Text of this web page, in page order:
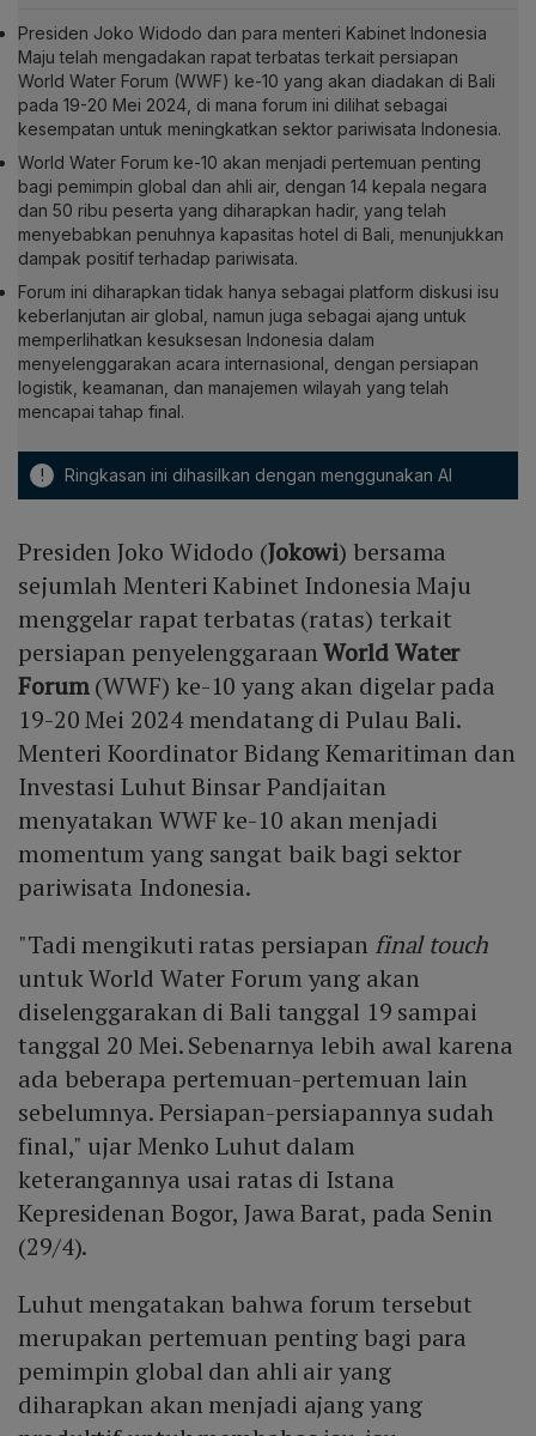
Presiden Joko Widodo dan para menteri Kabinet Indonesia
Maju telah mengadakan rapat terbatas terkait persiapan
World Water Forum (WWF) ke-10 yang akan diadakan di Bali
pada 19-20 Mei 2024, di mana forum ini dilihat sebagai
kesempatan untuk meningkatkan sektor pariwisata Indonesia.
World Water Forum ke-10 akan menjadi pertemuan penting
bagi pemimpin global dan ahli air, dengan 14 kepala negara
dan 50 ribu peserta yang diharapkan hadir, yang telah
menyebabkan penuhnya kapasitas hotel di Bali, menunjukkan
dampak positif terhadap pariwisata.
Forum ini diharapkan tidak hanya sebagai platform diskusi isu
keberlanjutan air global, namun juga sebagai ajang untuk
memperlihatkan kesuksesan Indonesia dalam
menyelenggarakan acara internasional, dengan persiapan
logistik, keamanan, dan manajemen wilayah yang telah
mencapai tahap final.
! Ringkasan ini dihasilkan dengan menggunakan AI
Presiden Joko Widodo (Jokowi) bersama
sejumlah Menteri Kabinet Indonesia Maju
menggelar rapat terbatas (ratas) terkait
persiapan penyelenggaraanWorld Water
Forum(WWF) ke-10 yang akan digelar pada
19-20 Mei 2024 mendatang di Pulau Bali.
Menteri Koordinator Bidang Kemaritiman dan
Investasi Luhut Binsar Pandjaitan
menyatakan WWF ke-10 akan menjadi
momentum yang sangat baik bagi sektor
pariwisata Indonesia.
"Tadi mengikuti ratas persiapan final touch
untuk World Water Forum yang akan
diselenggarakan di Bali tanggal 19 sampai
tanggal 20 Mei. Sebenarnya lebih awal karena
ada beberapa pertemuan-pertemuan lain
sebelumnya. Persiapan-persiapannya sudah
final," ujar Menko Luhut dalam
keterangannya usai ratas di Istana
Kepresidenan Bogor, Jawa Barat, pada Senin
(29/4).
Luhut mengatakan bahwa forum tersebut
merupakan pertemuan penting bagi para
pemimpin global dan ahli air yang
diharapkan akan menjadi ajang yang